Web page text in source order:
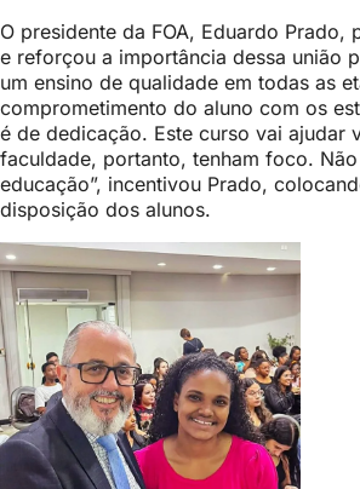
O presidente da FOA, Eduardo Prado,
e reforçou a importância dessa união
um ensino de qualidade em todas as
comprometimento do aluno com os
é de dedicação. Este curso vai ajudar
faculdade, portanto, tenham foco.
educação”, incentivou Prado,
disposição dos alunos.